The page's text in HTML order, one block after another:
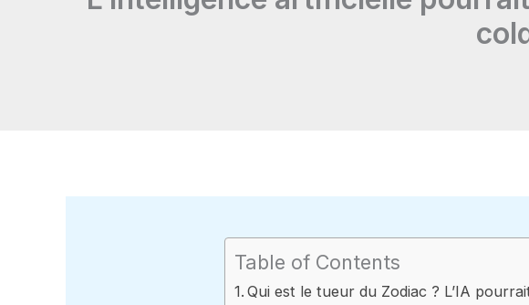
Table of Contents
Qui est le tueur du Zodiac ? L’IA